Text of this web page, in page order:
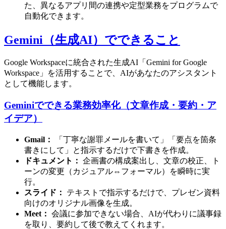
た、異なるアプリ間の連携や定型業務をプログラムで
自動化できます。
Gemini（生成AI）でできること
Google Workspaceに統合された生成AI「Gemini for Google
Workspace」を活用することで、AIがあなたのアシスタント
として機能します。
Geminiでできる業務効率化（文章作成・要約・ア
イデア）
Gmail：
「丁寧な謝罪メールを書いて」「要点を箇条
書きにして」と指示するだけで下書きを作成。
ドキュメント： 企画書の構成案出し、文章の校正、ト
ーンの変更（カジュアル⇔フォーマル）を瞬時に実
行。
スライド：
テキストで指示するだけで、プレゼン資料
向けのオリジナル画像を生成。
Meet： 会議に参加できない場合、AIが代わりに議事録
を取り、要約して後で教えてくれます。